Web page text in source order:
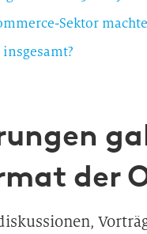
Sektor
insgesamt?
der